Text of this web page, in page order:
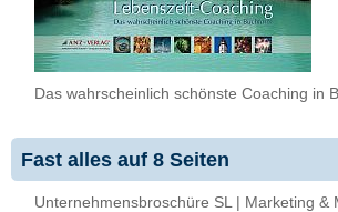
Das wahrscheinlich schönste Coaching in
Fast alles auf 8 Seiten
Unternehmensbroschüre SL | Marketing &